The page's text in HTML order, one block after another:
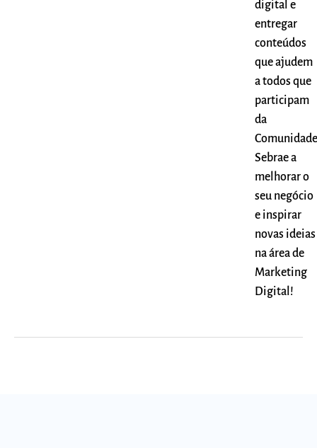
digital e
entregar
conteúdos
que ajudem
a todos que
participam
da
Comunidade
Sebrae a
melhorar o
seu negócio
e inspirar
novas ideias
na área de
Marketing
Digital!